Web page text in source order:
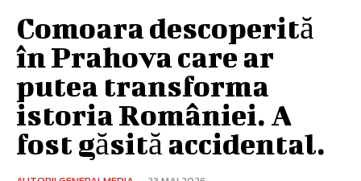
Comoara descoperită
în Prahova care ar
putea transforma
istoria României. A
fost găsită accidental.